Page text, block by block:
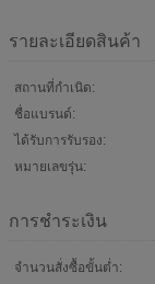
รายละเอียดสินค้า
สถานที่กำเนิด:
ชื่อแบรนด์:
ได้รับการรับรอง:
หมายเลขรุ่น:
การชำระเงิน
จำนวนสั่งซื้อขั้นต่ำ: